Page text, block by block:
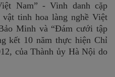
Nam” - Vinh danh cặp
tinh hoa làng nghề Việt
Minh và “Đám cưới tập
kết 10 năm thực hiện Chỉ
của Thành ủy Hà Nội do